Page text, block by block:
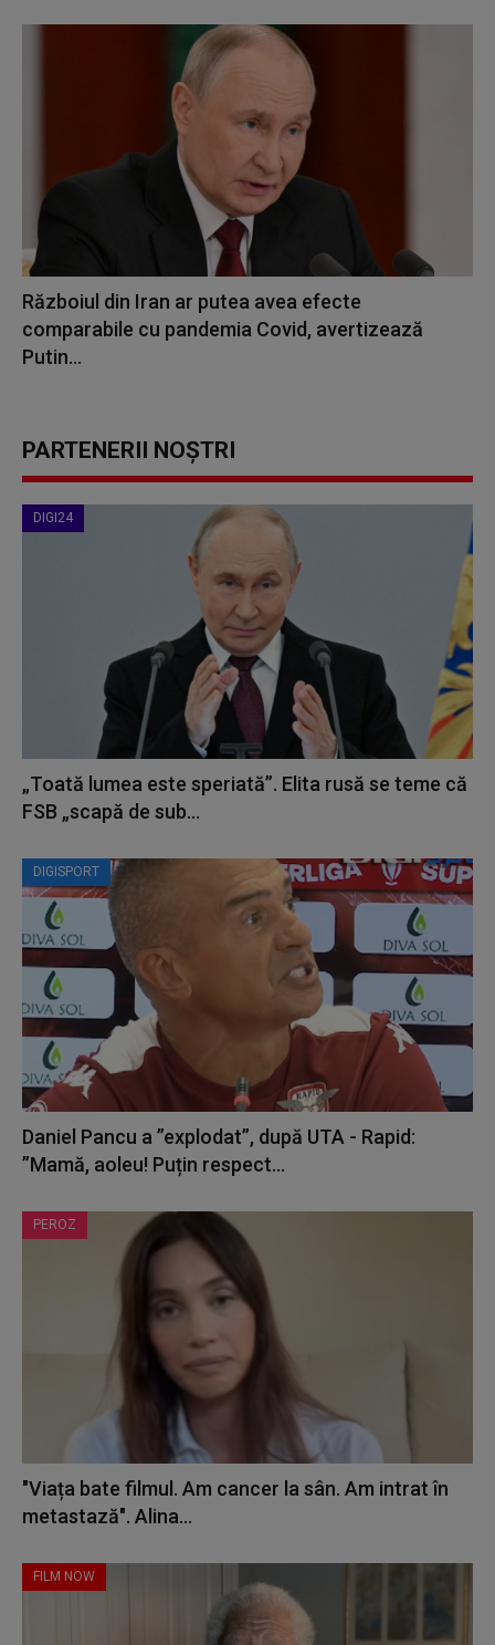
Războiul din Iran ar putea avea efecte
comparabile cu pandemia Covid, avertizează
Putin...
PARTENERII NOȘTRI
DIGI24
„Toată lumea este speriată”. Elita rusă se teme că
FSB „scapă de sub...
DIGISPORT
Daniel Pancu a ”explodat”, după UTA - Rapid:
”Mamă, aoleu! Puțin respect...
PEROZ
"Viața bate filmul. Am cancer la sân. Am intrat în
metastază". Alina...
FILM NOW